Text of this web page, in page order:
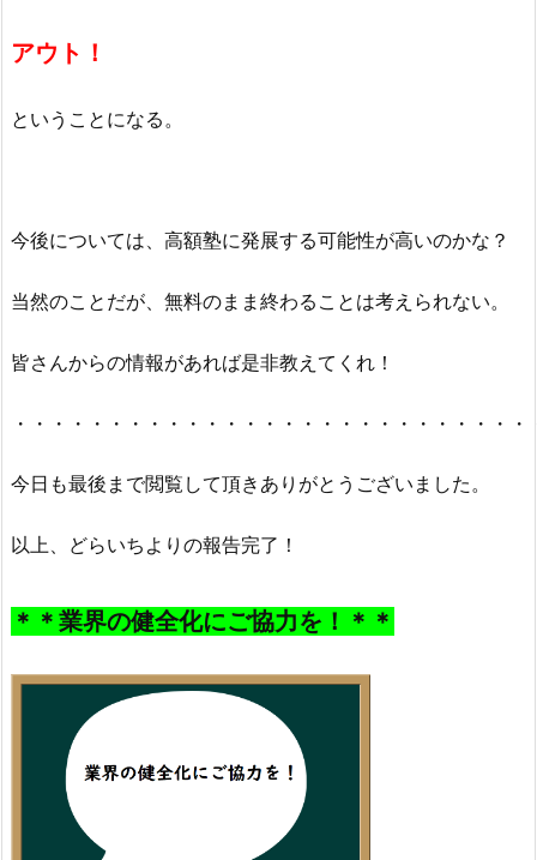
アウト！
ということになる。
今後については、高額塾に発展する可能性が高いのかな？
当然のことだが、無料のまま終わることは考えられない。
皆さんからの情報があれば是非教えてくれ！
・・・・・・・・・・・・・・・・・・・・・・・・・・・
今日も最後まで閲覧して頂きありがとうございました。
以上、どらいちよりの報告完了！
＊＊業界の健全化にご協力を！＊＊